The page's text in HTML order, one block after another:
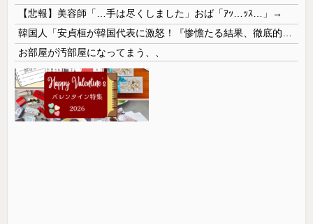
【悲報】美容師「…手は尽くしました」おば「ｱｯ…ｯｽ…」→
お部屋が汚部屋になってまう、、